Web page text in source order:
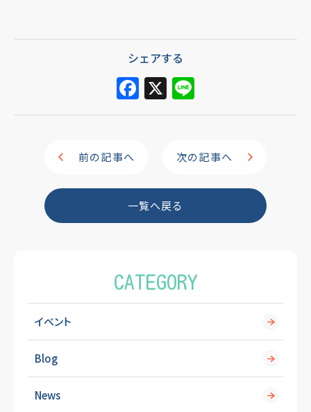
シェアする
F
a
o
o
X
n
前の記事へ 次の記事へ
一覧へ戻る
CATEGORY
イベント
Blog
News